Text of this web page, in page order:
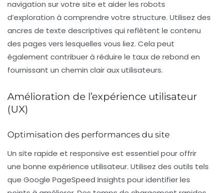
navigation sur votre site et aider les robots
d’exploration à comprendre votre structure. Utilisez des
ancres de texte descriptives qui reflètent le contenu
des pages vers lesquelles vous liez. Cela peut
également contribuer à réduire le taux de rebond en
fournissant un chemin clair aux utilisateurs.
Amélioration de l’expérience utilisateur
(UX)
Optimisation des performances du site
Un site rapide et responsive est essentiel pour offrir
une bonne expérience utilisateur. Utilisez des outils tels
que Google PageSpeed Insights pour identifier les